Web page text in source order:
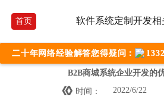
首页 软件系统定制开发相
二十年网络经验解答您得疑问：
B2B商城系统企业开发的
 时间： 2022/6/22